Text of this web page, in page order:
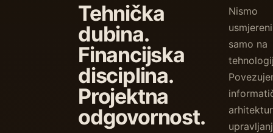
Tehnička
dubina.
Financijska
disciplina.
Projektna
odgovornost.
Nismo
usmjereni
samo na